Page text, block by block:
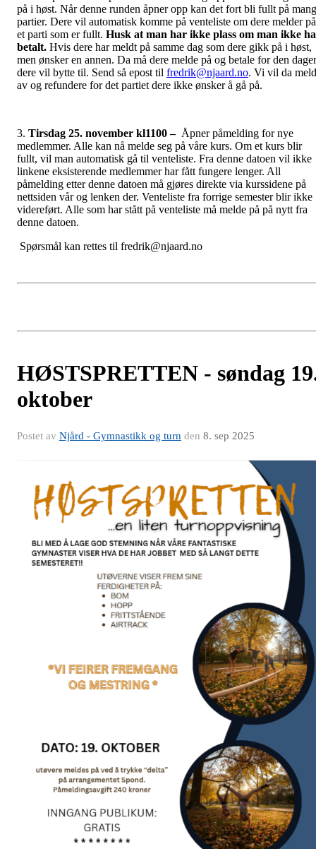
på i høst. Når denne runden åpner opp kan det fort bli fullt på
partier. Dere vil automatisk komme på venteliste om dere melder på
et parti som er fullt. Husk at man har ikke plass om man ikke
betalt. Hvis dere har meldt på samme dag som dere gikk på i høst,
men ønsker en annen. Da må dere melde på og betale for den
dere vil bytte til. Send så epost til fredrik@njaard.no. Vi vil da
av og refundere for det partiet dere ikke ønsker å gå på.
3. Tirsdag 25. november kl1100 – Åpner påmelding for nye
medlemmer. Alle kan nå melde seg på våre kurs. Om et kurs blir
fullt, vil man automatisk gå til venteliste. Fra denne datoen vil ikke
linkene eksisterende medlemmer har fått fungere lenger. All
påmelding etter denne datoen må gjøres direkte via kurssidene på
nettsiden vår og lenken der. Venteliste fra forrige semester blir ikke
videreført. Alle som har stått på venteliste må melde på på nytt fra
denne datoen.
Spørsmål kan rettes til fredrik@njaard.no
HØSTSPRETTEN - søndag
oktober
Postet av Njård - Gymnastikk og turn den 8. sep 2025